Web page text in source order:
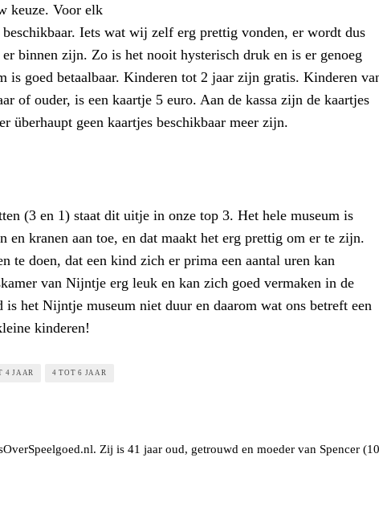
keuze. Voor elk
Iets wat wij zelf erg prettig vonden, er wordt dus
binnen zijn. Zo is het nooit hysterisch druk en is er genoeg
is goed betaalbaar. Kinderen tot 2 jaar zijn gratis. Kinderen
of ouder, is een kaartje 5 euro. Aan de kassa zijn de kaartjes
überhaupt geen kaartjes beschikbaar meer zijn.
(3 en 1) staat dit uitje in onze top 3. Het hele museum is
en kranen aan toe, en dat maakt het erg prettig om er te zijn.
te doen, dat een kind zich er prima een aantal uren kan
van Nijntje erg leuk en kan zich goed vermaken in de
het Nijntje museum niet duur en daarom wat ons betreft een
kinderen!
4 JAAR 4 TOT 6 JAAR
Zij is 41 jaar oud, getrouwd en moeder van Spencer